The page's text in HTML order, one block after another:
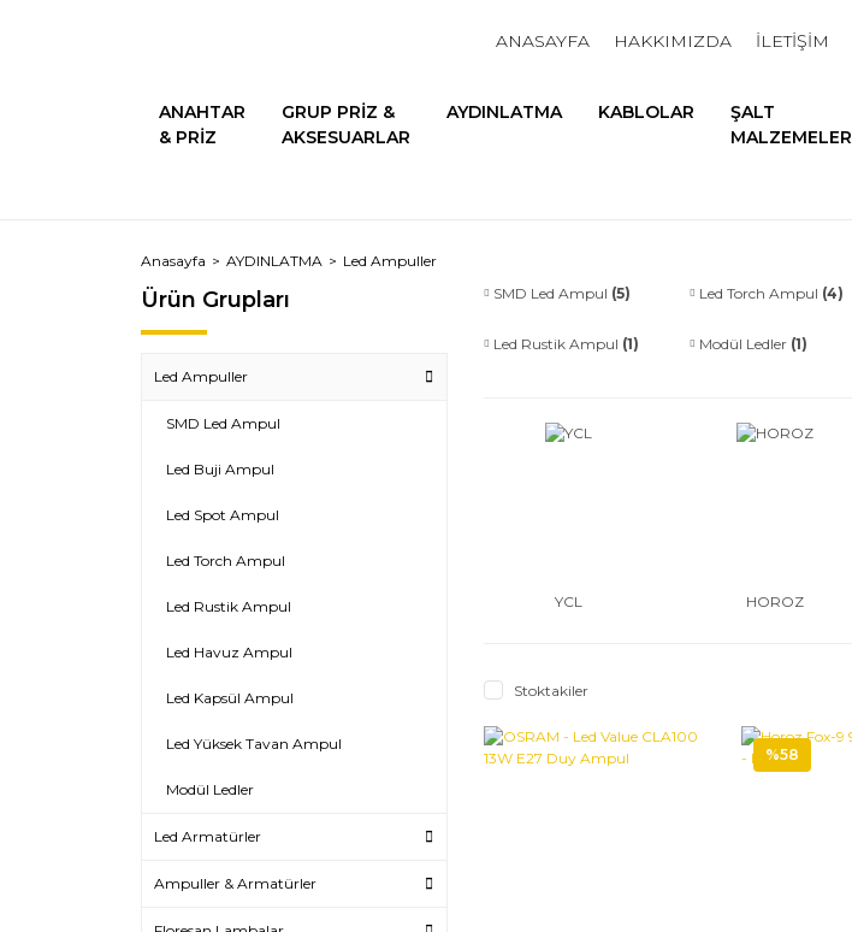
ANASAYFA HAKKIMIZDA İLETİŞİM
ANAHTAR
& PRİZ
GRUP PRİZ &
AKSESUARLAR
AYDINLATMA KABLOLAR
ŞALT
MALZEMELER
Anasayfa AYDINLATMA Led Ampuller
Ürün Grupları
Led Ampuller
SMD Led Ampul
Led Buji Ampul
Led Spot Ampul
Led Torch Ampul
Led Rustik Ampul
Led Havuz Ampul
Led Kapsül Ampul
Led Yüksek Tavan Ampul
Modül Ledler
Led Armatürler
Ampuller & Armatürler
SMD Led Ampul (5) Led Torch Ampul (4)
Led Rustik Ampul (1) Modül Ledler (1)
YCL HOROZ
Stoktakiler
%58